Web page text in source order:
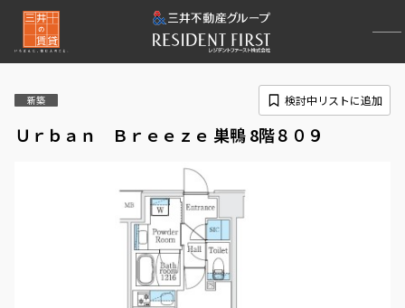
新築
Ｕｒｂａｎ Ｂｒｅｅｚｅ 巣鴨 8階８０９
検討中リストに追加